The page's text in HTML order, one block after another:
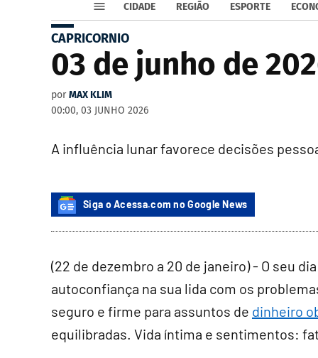
CIDADE REGIÃO ESPORTE
CAPRICORNIO
03 de junho de
por MAX KLIM
00:00, 03 JUNHO 2026
A influência lunar favorece decisões
Siga o Acessa.com no Google News
(22 de dezembro a 20 de janeiro) - O seu
autoconfiança na sua lida com os
seguro e firme para assuntos de dinheiro
equilibradas. Vida íntima e sentimentos: